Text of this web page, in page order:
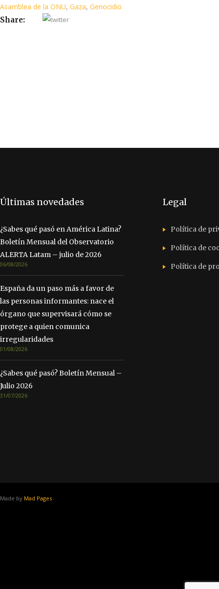
Asamblea de la ONU, Gaza, Genocidio
Share:
Últimas novedades
¿Sabes qué pasó en América Latina?
Boletín Mensual del Observatorio
ALERTA Latam – julio de 2026
06/08/2026
España da un paso más a favor de
las personas informantes: nace el
órgano que supervisará cómo se
protege a quien comunica
irregularidades
01/08/2026
¿Sabes qué pasó? Boletín Mensual –
Julio 2026
31/07/2026
Legal
Política de
Política de
Política de
Made by Mad Pages